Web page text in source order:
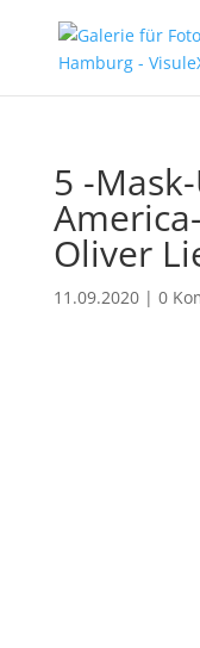
5 -
Oliver
11.09.2020| 0